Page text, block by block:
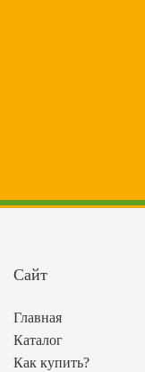
Сайт
Главная
Каталог
Как купить?